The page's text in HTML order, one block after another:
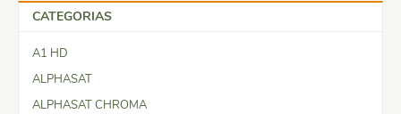
CATEGORIAS
A1 HD
ALPHASAT
ALPHASAT CHROMA